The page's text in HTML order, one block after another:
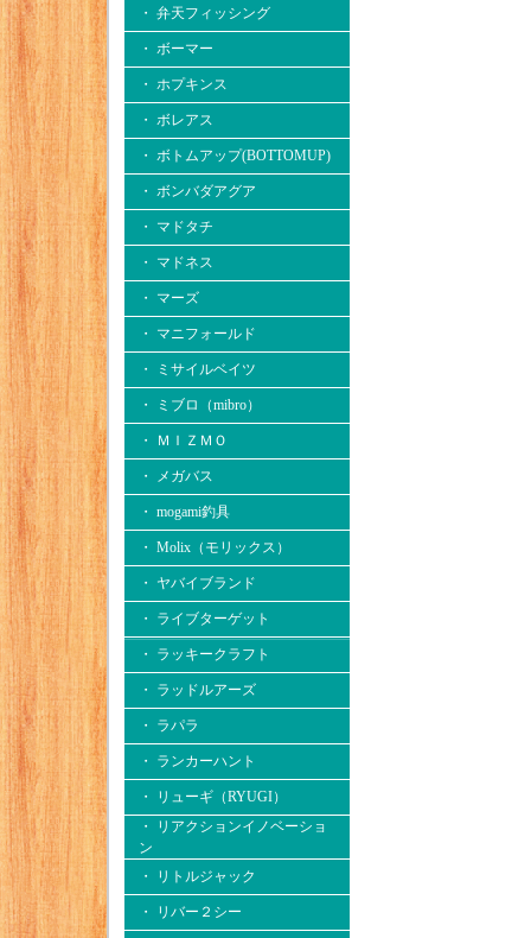
・ 弁天フィッシング
・ ボーマー
・ ホプキンス
・ ボレアス
・ ボトムアップ(BOTTOMUP)
・ ボンバダアグア
・ マドタチ
・ マドネス
・ マーズ
・ マニフォールド
・ ミサイルベイツ
・ ミブロ（mibro）
・ ＭＩＺＭＯ
・ メガバス
・ mogami釣具
・ Molix（モリックス）
・ ヤバイブランド
・ ライブターゲット
・ ラッキークラフト
・ ラッドルアーズ
・ ラパラ
・ ランカーハント
・ リューギ（RYUGI）
・ リアクションイノベーショ
ン
・ リトルジャック
・ リバー２シー